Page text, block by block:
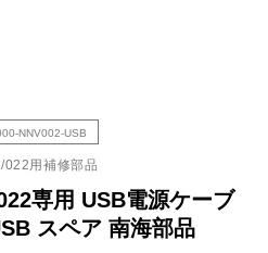
NNV002-USB
用補修部品
専用 USB電源ケーブ
スペア 南海部品